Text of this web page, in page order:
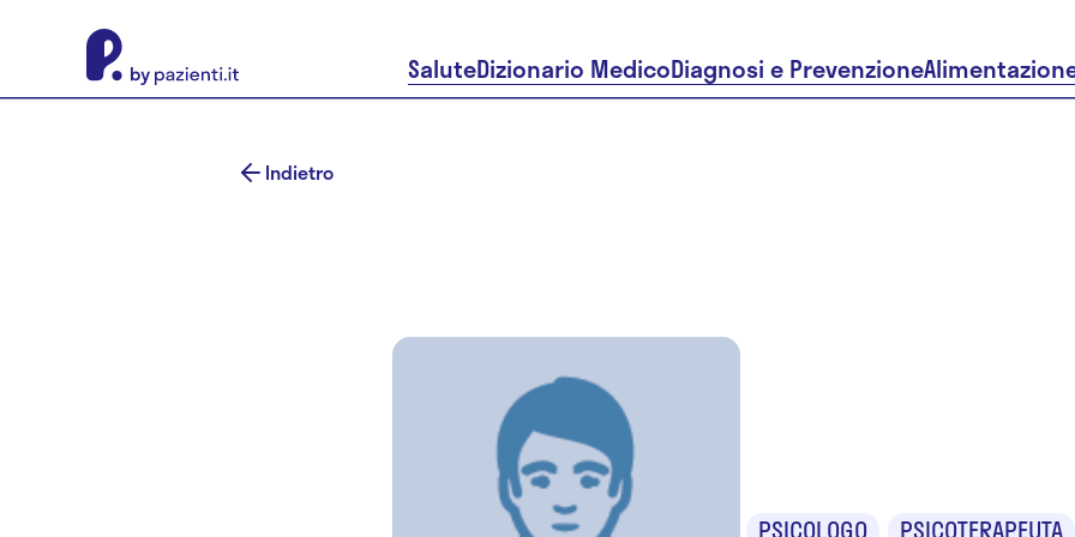
SaluteDizionario MedicoDiagnosi e Prevenzione
Indietro
PSICOLOGO PSICOTERAPEUTA